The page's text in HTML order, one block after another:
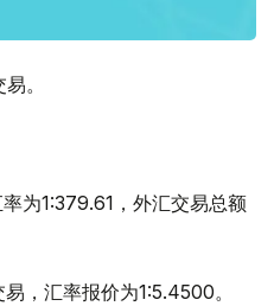
。
为1:379.61，外汇交易总额
，汇率报价为1:5.4500。